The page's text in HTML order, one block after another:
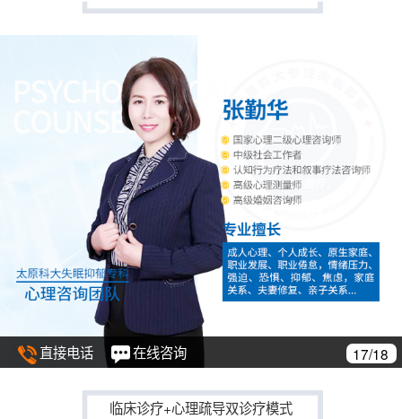
直接电话 在线咨询 17/18
临床诊疗+心理疏导双诊疗模式